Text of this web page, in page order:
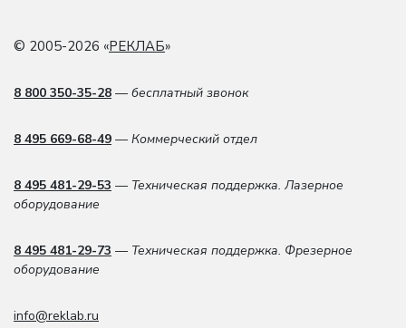
© 2005-2026 «РЕКЛАБ»
8 800 350-35-28 — бесплатный звонок
8 495 669-68-49 — Коммерческий отдел
8 495 481-29-53 — Техническая поддержка. Лазерное
оборудование
8 495 481-29-73 — Техническая поддержка. Фрезерное
оборудование
info@reklab.ru